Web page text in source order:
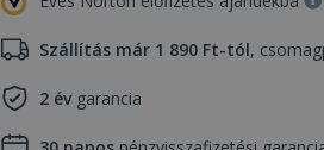
Szállítás már 1 890 Ft-tól,
2 évgarancia